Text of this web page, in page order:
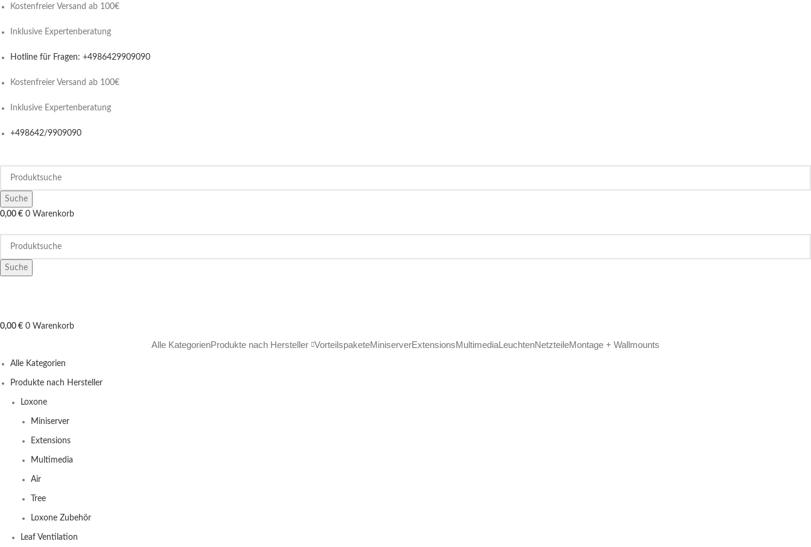
Kostenfreier Versand ab 100€
Inklusive Expertenberatung
Hotline für Fragen: +4986429909090
Kostenfreier Versand ab 100€
Inklusive Expertenberatung
+498642/9909090
Suche
0,00 € 0 Warenkorb
Suche
0,00 € 0 Warenkorb
Alle KategorienProdukte nach Hersteller VorteilspaketeMiniserverExtensionsMultimediaLeuchtenNetzteileMontage + Wallmounts
Alle Kategorien
Produkte nach Hersteller
Loxone
Miniserver
Extensions
Multimedia
Air
Tree
Loxone Zubehör
Leaf Ventilation